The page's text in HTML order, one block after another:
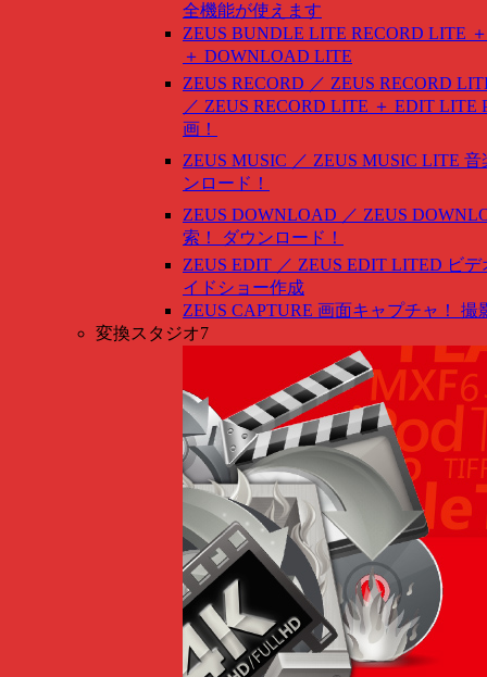
全機能が使えます
ZEUS BUNDLE LITE RECORD LITE
＋ DOWNLOAD LITE
ZEUS RECORD ／ ZEUS RECORD
／ ZEUS RECORD LITE ＋ EDIT LITE
画！
ZEUS MUSIC ／ ZEUS MUSIC LITE 音
ンロード！
ZEUS DOWNLOAD ／ ZEUS
索！ ダウンロード！
ZEUS EDIT ／ ZEUS EDIT LITED ビ
イドショー作成
ZEUS CAPTURE 画面キャプチャ！ 撮
変換スタジオ7